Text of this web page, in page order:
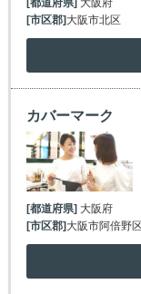
[都道府県] 大阪府
[市区郡] 大阪市北区
カバーマーク
[都道府県] 大阪府
[市区郡] 大阪市阿倍野区